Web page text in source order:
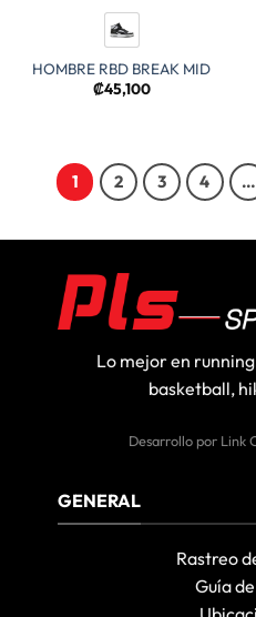
HOMBRE RBD BREAK MID
₡45,100
1 2 3 4 …
Lo mejor en
basketball,
Desarrollo por Link
GENERAL
Rastreo
Guía